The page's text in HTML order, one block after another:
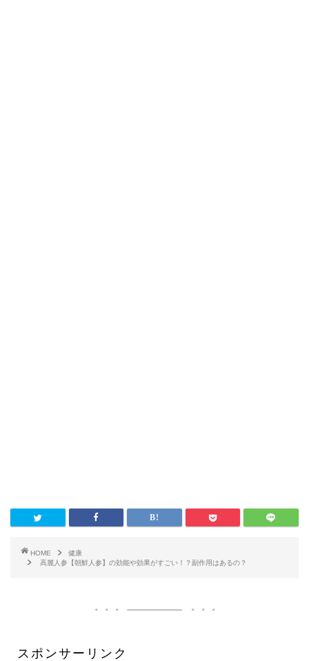
HOME
健康
高麗人参【朝鮮人参】の効能や効果がすごい！？副作用はあるの？
スポンサーリンク